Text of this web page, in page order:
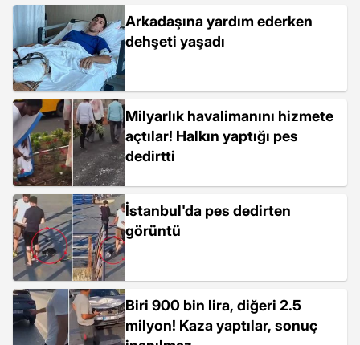
Arkadaşına yardım ederken
dehşeti yaşadı
Milyarlık havalimanını hizmete
açtılar! Halkın yaptığı pes
dedirtti
İstanbul'da pes dedirten
görüntü
Biri 900 bin lira, diğeri 2.5
milyon! Kaza yaptılar, sonuç